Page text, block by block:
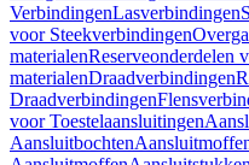
VerbindingenLasverbindingen
voor Steekverbindingen
materialenReserveonderdelen
materialenDraadverbindingen
Draadverbindingen
voor Toestelaansluitingen
Aansluitbochten